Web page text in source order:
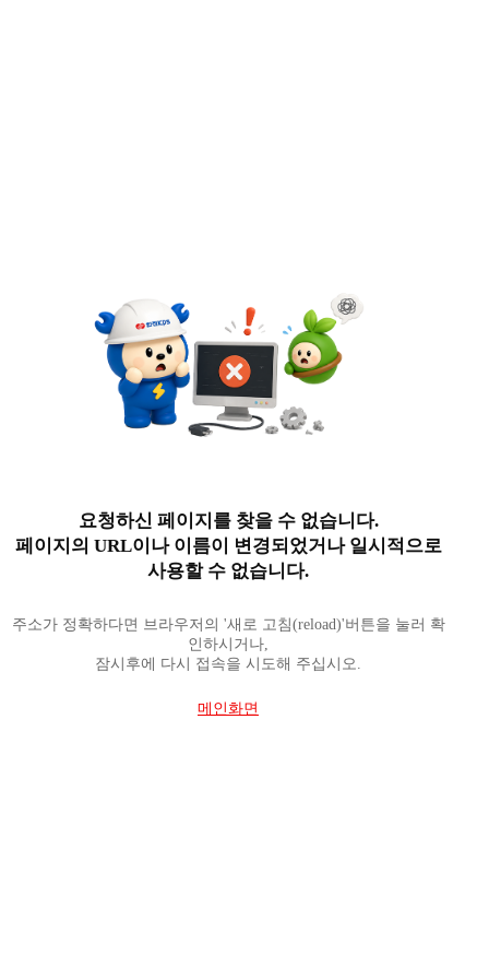
요청하신 페이지를 찾을 수 없습니다.
페이지의 URL이나 이름이 변경되었거나 일시적으로
사용할 수 없습니다.
주소가 정확하다면 브라우저의 '새로 고침(reload)'버튼을 눌러 확
인하시거나,
잠시후에 다시 접속을 시도해 주십시오.
메인화면